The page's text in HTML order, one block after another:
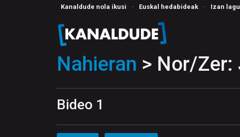
Kanaldude nola ikusi · Euskal hedabideak · Izan
Nahieran > Nor/Zer:
Bideo 1